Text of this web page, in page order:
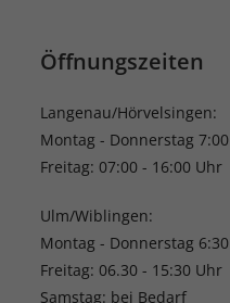
Öffnungszeiten
Langenau/Hörvelsingen:
Montag - Donnerstag
Freitag: 07:00 - 16:00 Uhr
Ulm/Wiblingen:
Montag - Donnerstag
Freitag: 06.30 - 15:30 Uhr
Samstag: bei Bedarf